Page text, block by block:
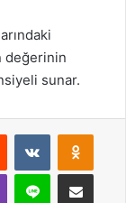
değerinin
sunar.
Reddit VKontakte
Viber Line E-Posta ile